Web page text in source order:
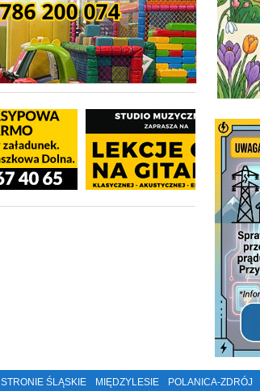
STRONIE ŚLĄSKIE MIĘDZYLESIE POLANICA-ZDRÓJ